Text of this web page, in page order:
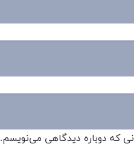
که دوباره دیدگاهی می‌نویسم.